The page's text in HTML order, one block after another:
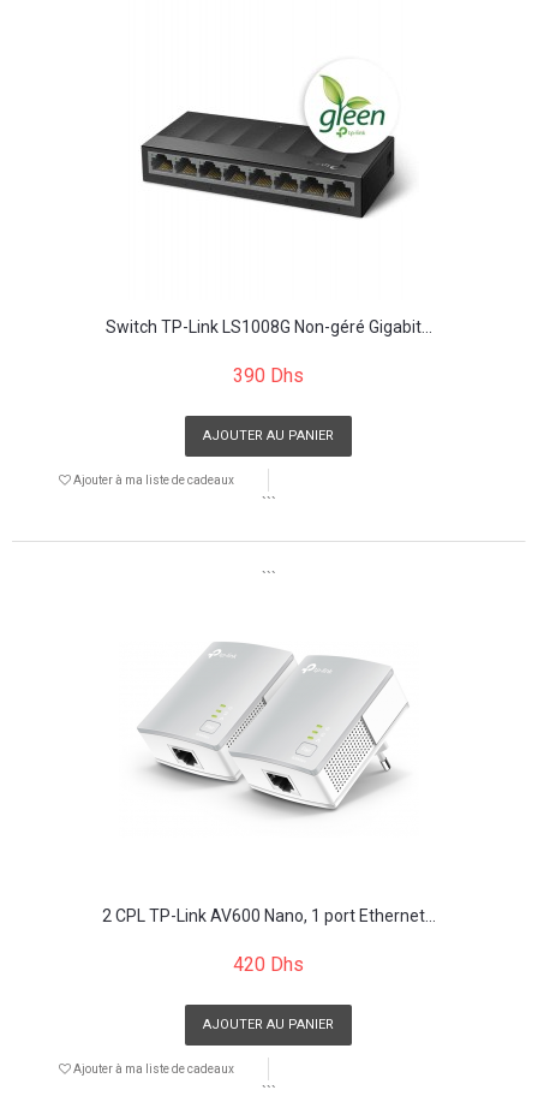
Switch TP-Link LS1008G Non-géré Gigabit...
390 Dhs
AJOUTER AU PANIER
Ajouter à ma liste de cadeaux
```
```
2 CPL TP-Link AV600 Nano, 1 port Ethernet...
420 Dhs
AJOUTER AU PANIER
Ajouter à ma liste de cadeaux
```